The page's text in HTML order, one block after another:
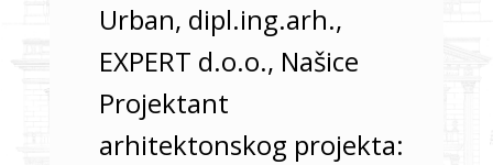
Urban, dipl.ing.arh.,
EXPERT d.o.o., Našice
Projektant
arhitektonskog projekta: